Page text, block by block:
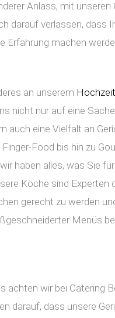
Anlass, mit unseren
darauf verlassen, dass
Erfahrung machen
an unserem
nicht nur auf eine
auch eine Vielfalt an
Food bis hin zu
haben alles, was Sie
Köche sind Experten
gerecht zu werden
Menüs
achten wir bei Catering
darauf, dass unsere